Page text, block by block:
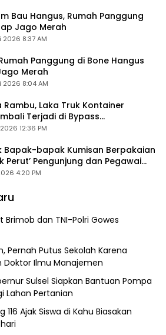
Bau Hangus, Rumah Panggung
Jago Merah
8:37 AM
Panggung di Bone Hangus
Merah
2026 8:04 AM
Rambu, Laka Truk Kontainer
Terjadi di Bypass
12:36 PM
Bapak-bapak Kumisan Berpakaian
Perut’ Pengunjung dan Pegawai
Aktifkan Layar Sentuh Atm
4:20 PM
Brimob dan TNI-Polri Gowes
Pernah Putus Sekolah Karena
Doktor Ilmu Manajemen
Sulsel Siapkan Bantuan Pompa
Lahan Pertanian
116 Ajak Siswa di Kahu Biasakan